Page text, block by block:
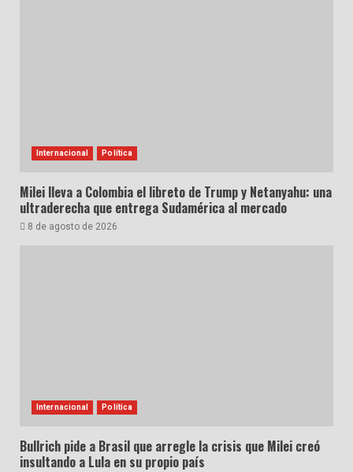
Internacional Política
Milei lleva a Colombia el libreto de Trump y Netanyahu: una
ultraderecha que entrega Sudamérica al mercado
8 de agosto de 2026
Internacional Política
Bullrich pide a Brasil que arregle la crisis que Milei creó
insultando a Lula en su propio país